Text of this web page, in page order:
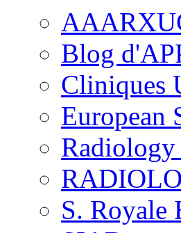
Blog
Cliniques
European
Radiology
S. Royale